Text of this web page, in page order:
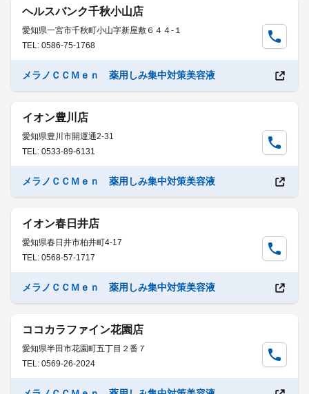
ヘルスバンク千秋小山店
愛知県一宮市千秋町小山字新屋敷６４４-１
TEL: 0586-75-1768
メラノＣＣＭｅｎ 薬用しみ集中対策美容液
イオン豊川店
愛知県豊川市開運通2-31
TEL: 0533-89-6131
メラノＣＣＭｅｎ 薬用しみ集中対策美容液
イオン春日井店
愛知県春日井市柏井町4-17
TEL: 0568-57-1717
メラノＣＣＭｅｎ 薬用しみ集中対策美容液
ココカラファイン花園店
愛知県半田市花園町五丁目２番７
TEL: 0569-26-2024